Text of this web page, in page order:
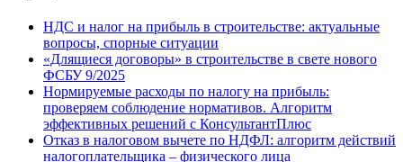
НДС и налог на прибыль в строительстве: актуальные
вопросы, спорные ситуации
«Длящиеся договоры» в строительстве в свете нового
ФСБУ 9/2025
Нормируемые расходы по налогу на прибыль:
проверяем соблюдение нормативов. Алгоритм
эффективных решений с КонсультантПлюс
Отказ в налоговом вычете по НДФЛ: алгоритм действий
налогоплательщика – физического лица